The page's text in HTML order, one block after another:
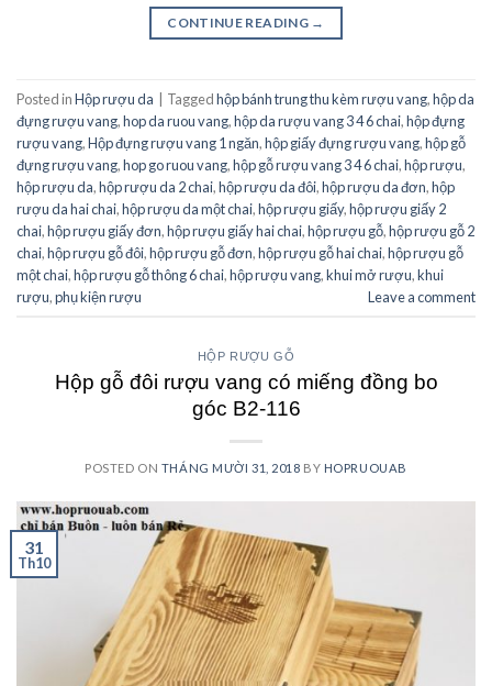
CONTINUE READING →
Posted inHộp rượu da | Taggedhộp bánh trung thu kèm rượu vang,hộp da
đựng rượu vang,hop da ruou vang,hộp da rượu vang 3 4 6 chai,hộp đựng
rượu vang,Hộp đựng rượu vang 1 ngăn,hộp giấy đựng rượu vang,hộp gỗ
đựng rượu vang,hop go ruou vang,hộp gỗ rượu vang 3 4 6 chai,hộp rượu,
hộp rượu da,hộp rượu da 2 chai,hộp rượu da đôi,hộp rượu da đơn,hộp
rượu da hai chai,hộp rượu da một chai,hộp rượu giấy,hộp rượu giấy 2
chai,hộp rượu giấy đơn,hộp rượu giấy hai chai,hộp rượu gỗ,hộp rượu gỗ 2
chai,hộp rượu gỗ đôi,hộp rượu gỗ đơn,hộp rượu gỗ hai chai,hộp rượu gỗ
một chai,hộp rượu gỗ thông 6 chai,hộp rượu vang,khui mở rượu,khui
rượu,phụ kiện rượu Leave a comment
HỘP RƯỢU GỖ
Hộp gỗ đôi rượu vang có miếng đồng bo
góc B2-116
POSTED ON THÁNG MƯỜI 31, 2018 BY HOPRUOUAB
31
Th10